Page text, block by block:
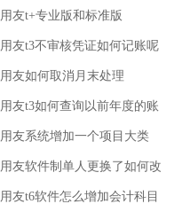
用友t+专业版和标准版
用友t3不审核凭证如何记账呢
用友如何取消月末处理
用友t3如何查询以前年度的账
用友系统增加一个项目大类
用友软件制单人更换了如何改
用友t6软件怎么增加会计科目